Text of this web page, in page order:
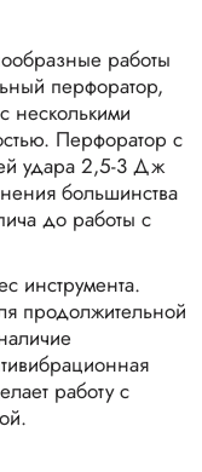
работы
перфоратор,
несколькими
Перфоратор с
удара 2,5-3 Дж
большинства
до работы с
инструмента.
продолжительной
работу с